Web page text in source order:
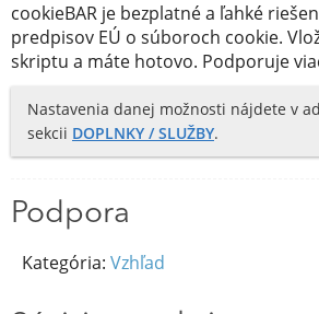
cookieBAR je bezplatné a ľahké
predpisov EÚ o súboroch cookie.
skriptu a máte hotovo. Podporuje
Nastavenia danej možnosti nájdete v
sekcii DOPLNKY / SLUŽBY.
Podpora
Kategória: Vzhľad